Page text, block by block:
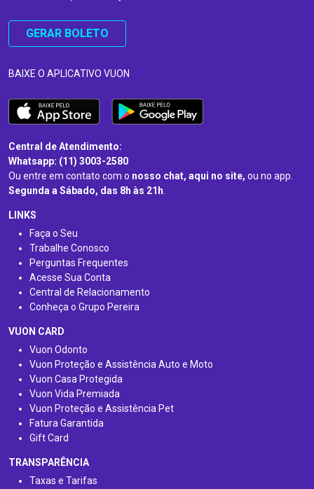
GERAR BOLETO
BAIXE O APLICATIVO VUON
Central de Atendimento:
Whatsapp: (11) 3003-2580
Ou entre em contato com o nosso chat, aqui no site, ou no app.
Segunda a Sábado, das 8h às 21h.
LINKS
Faça o Seu
Trabalhe Conosco
Perguntas Frequentes
Acesse Sua Conta
Central de Relacionamento
Conheça o Grupo Pereira
VUON CARD
Vuon Odonto
Vuon Proteção e Assistência Auto e Moto
Vuon Casa Protegida
Vuon Vida Premiada
Vuon Proteção e Assistência Pet
Fatura Garantida
Gift Card
TRANSPARÊNCIA
Taxas e Tarifas